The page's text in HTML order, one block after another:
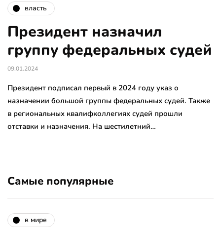
власть
Президент назначил
группу федеральных судей
09.01.2024
Президент подписал первый в 2024 году указ о
назначении большой группы федеральных судей. Также
в региональных квалифколлегиях судей прошли
отставки и назначения. На шестилетний…
Самые популярные
в мире